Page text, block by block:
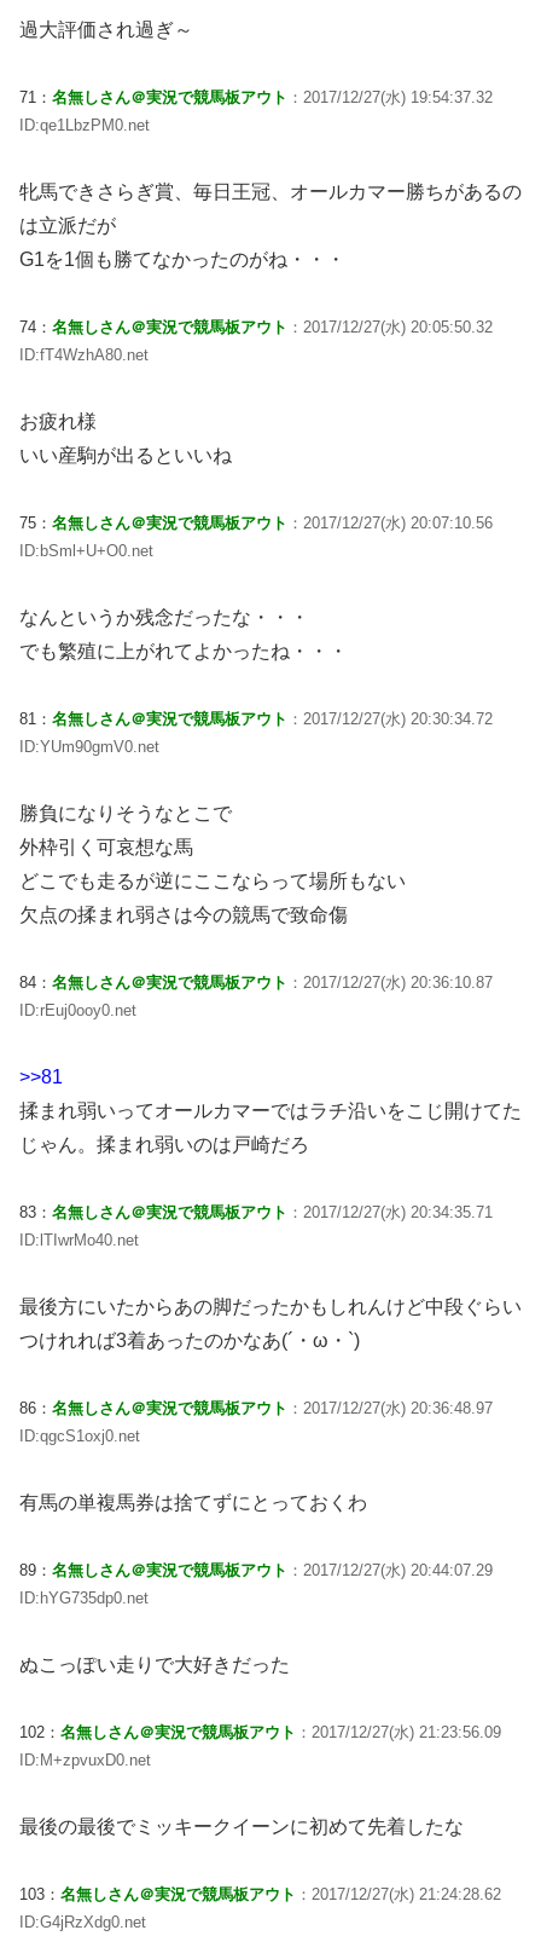
過大評価され過ぎ～
71： 名無しさん＠実況で競馬板アウト ：2017/12/27(水) 19:54:37.32
ID:qe1LbzPM0.net
牝馬できさらぎ賞、毎日王冠、オールカマー勝ちがあるの
は立派だが
G1を1個も勝てなかったのがね・・・
74： 名無しさん＠実況で競馬板アウト ：2017/12/27(水) 20:05:50.32
ID:fT4WzhA80.net
お疲れ様
いい産駒が出るといいね
75： 名無しさん＠実況で競馬板アウト ：2017/12/27(水) 20:07:10.56
ID:bSml+U+O0.net
なんというか残念だったな・・・
でも繁殖に上がれてよかったね・・・
81： 名無しさん＠実況で競馬板アウト ：2017/12/27(水) 20:30:34.72
ID:YUm90gmV0.net
勝負になりそうなとこで
外枠引く可哀想な馬
どこでも走るが逆にここならって場所もない
欠点の揉まれ弱さは今の競馬で致命傷
84： 名無しさん＠実況で競馬板アウト ：2017/12/27(水) 20:36:10.87
ID:rEuj0ooy0.net
>>81
揉まれ弱いってオールカマーではラチ沿いをこじ開けてた
じゃん。揉まれ弱いのは戸崎だろ
83： 名無しさん＠実況で競馬板アウト ：2017/12/27(水) 20:34:35.71
ID:lTIwrMo40.net
最後方にいたからあの脚だったかもしれんけど中段ぐらい
つけれれば3着あったのかなあ(´・ω・`)
86： 名無しさん＠実況で競馬板アウト ：2017/12/27(水) 20:36:48.97
ID:qgcS1oxj0.net
有馬の単複馬券は捨てずにとっておくわ
89： 名無しさん＠実況で競馬板アウト ：2017/12/27(水) 20:44:07.29
ID:hYG735dp0.net
ぬこっぽい走りで大好きだった
102： 名無しさん＠実況で競馬板アウト ：2017/12/27(水) 21:23:56.09
ID:M+zpvuxD0.net
最後の最後でミッキークイーンに初めて先着したな
103： 名無しさん＠実況で競馬板アウト ：2017/12/27(水) 21:24:28.62
ID:G4jRzXdg0.net